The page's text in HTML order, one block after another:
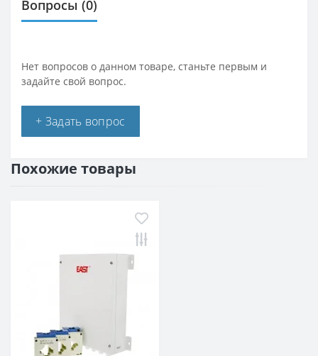
Вопросы (0)
Нет вопросов о данном товаре, станьте первым и
задайте свой вопрос.
+ Задать вопрос
Похожие товары